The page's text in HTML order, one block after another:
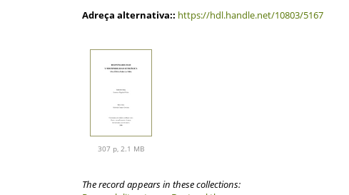
Adreça alternativa:: https://hdl.handle.net/10803/5167
307 p, 2.1 MB
The record appears in these collections: